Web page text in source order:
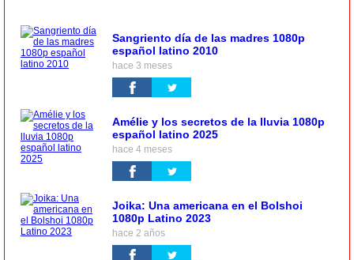
Sangriento día de las madres 1080p
español latino 2010
hace 3 meses
Amélie y los secretos de la lluvia 1080p
español latino 2025
hace 4 meses
Joika: Una americana en el Bolshoi
1080p Latino 2023
hace 2 años